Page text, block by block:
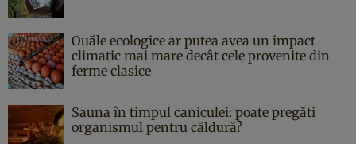
Ouăle ecologice ar putea avea un impact
climatic mai mare decât cele provenite din
ferme clasice
Sauna în timpul caniculei: poate pregăti
organismul pentru căldură?